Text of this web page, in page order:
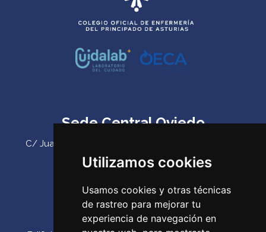
Utilizamos cookies
Usamos cookies y otras técnicas
de rastreo para mejorar tu
experiencia de navegación en
Sede Central Oviedo
C/ Juan Antonio Álvarez Rabanal 7, bajo. C.P. 33011
(Oviedo) ‌
Email: codepa@codepa.es
Delegación Gijón